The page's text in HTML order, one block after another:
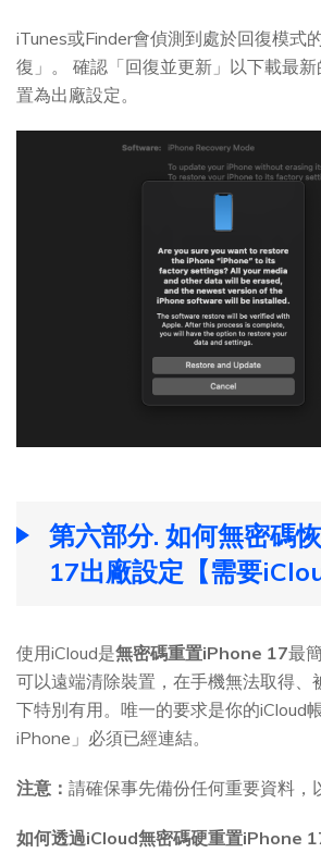
iTunes或Finder會偵測到處於回復模式
復」。 確認「回復並更新」以下載最
置為出廠設定。
第六部分. 如何無密碼
17出廠設定【需要
使用iCloud是無密碼重置iPhone 17最
可以遠端清除裝置，在手機無法取得、
下特別有用。唯一的要求是你的iCloud
iPhone」必須已經連結。
注意： 請確保事先備份任何重要資料，
如何透過iCloud無密碼硬重置iPhone